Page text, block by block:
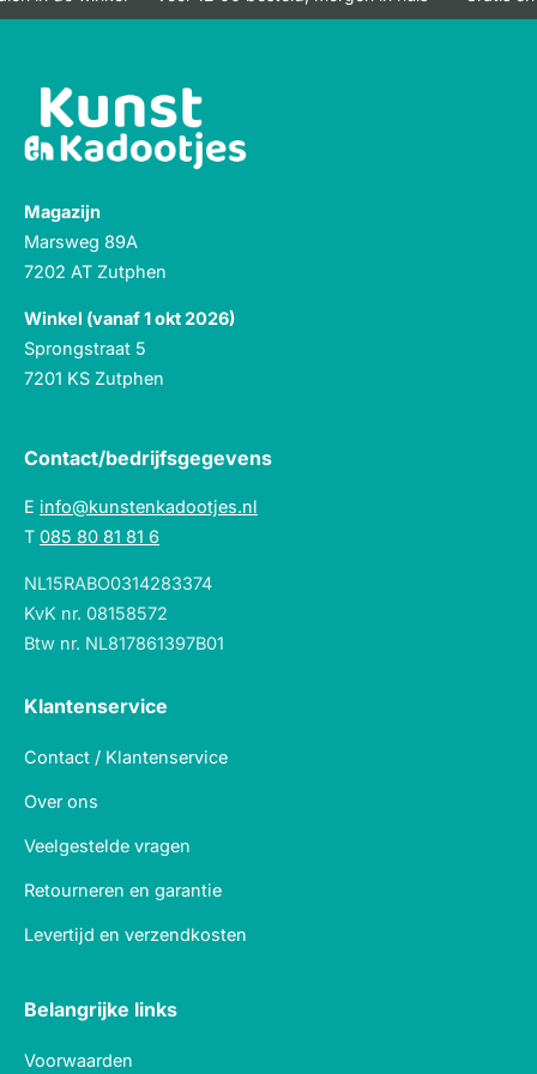
Magazijn
Marsweg 89A
7202 AT Zutphen
Winkel (vanaf 1 okt 2026)
Sprongstraat 5
7201 KS Zutphen
Contact/bedrijfsgegevens
E info@kunstenkadootjes.nl
T 085 80 81 81 6
NL15RABO0314283374
KvK nr. 08158572
Btw nr. NL817861397B01
Klantenservice
Contact / Klantenservice
Over ons
Veelgestelde vragen
Retourneren en garantie
Levertijd en verzendkosten
Belangrijke links
Voorwaarden